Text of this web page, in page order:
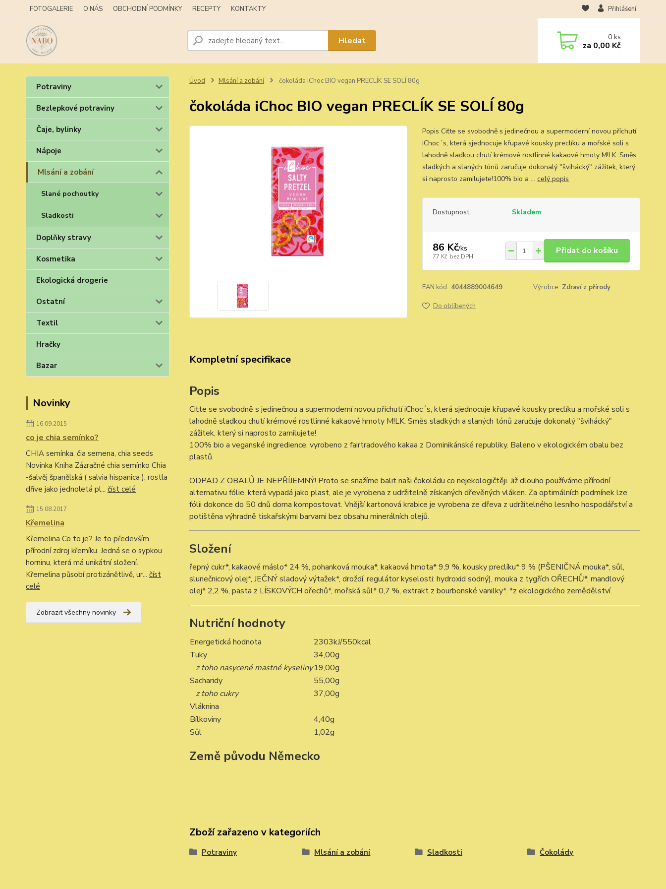
FOTOGALERIE O NÁS OBCHODNÍ PODMÍNKY RECEPTY KONTAKTY Přihlášení
Hledat 0ks
za 0,00 Kč
Potraviny
Bezlepkové potraviny
Čaje, bylinky
Nápoje
Mlsání a zobání
Slané pochoutky
Sladkosti
Doplňky stravy
Kosmetika
Ekologická drogerie
Ostatní
Textil
Hračky
Bazar
Novinky
16.09.2015
co je chia semínko?
CHIA semínka, čia semena, chia seeds
Novinka Kniha Zázračné chia semínko Chia
-šalvěj španělská ( salvia hispanica ), rostla
dříve jako jednoletá pl... číst celé
15.08.2017
Křemelina
Křemelina Co to je? Je to především
přírodní zdroj křemíku. Jedná se o sypkou
horninu, která má unikátní složení.
Křemelina působí protizánětlivě, ur... číst
celé
Zobrazit všechny novinky
Úvod Mlsání a zobání čokoláda iChoc BIO vegan PRECLÍK SE SOLÍ 80g
čokoláda iChoc BIO vegan PRECLÍK SE SOLÍ 80g
Popis Ciťte se svobodně s jedinečnou a supermoderní novou příchutí
iChoc´s, která sjednocuje křupavé kousky preclíku a mořské soli s
lahodně sladkou chutí krémové rostlinné kakaové hmoty M!LK. Směs
sladkých a slaných tónů zaručuje dokonalý "švihácký" zážitek, který
si naprosto zamilujete!100% bio a ... celý popis
Dostupnost Skladem
86 Kč/ks
77 Kč bez DPH
Přidat do košíku
EAN kód: 4044889004649 Výrobce: Zdraví z přírody
Do oblíbených
Kompletní specifikace
Popis
Ciťte se svobodně s jedinečnou a supermoderní novou příchutí iChoc´s, která sjednocuje křupavé kousky preclíku a mořské soli s
lahodně sladkou chutí krémové rostlinné kakaové hmoty M!LK. Směs sladkých a slaných tónů zaručuje dokonalý "švihácký"
zážitek, který si naprosto zamilujete!
100% bio a veganské ingredience, vyrobeno z fairtradového kakaa z Dominikánské republiky. Baleno v ekologickém obalu bez
plastů.
ODPAD Z OBALŮ JE NEPŘÍJEMNÝ! Proto se snažíme balit naši čokoládu co nejekologičtěji. Již dlouho používáme přírodní
alternativu fólie, která vypadá jako plast, ale je vyrobena z udržitelně získaných dřevěných vláken. Za optimálních podmínek lze
fólii dokonce do 50 dnů doma kompostovat. Vnější kartonová krabice je vyrobena ze dřeva z udržitelného lesního hospodářství a
potištěna výhradně tiskařskými barvami bez obsahu minerálních olejů.
Složení
řepný cukr*, kakaové máslo* 24 %, pohanková mouka*, kakaová hmota* 9,9 %, kousky preclíku* 9 % (PŠENIČNÁ mouka*, sůl,
slunečnicový olej*, JEČNÝ sladový výtažek*, droždí, regulátor kyselosti: hydroxid sodný), mouka z tygřích OŘECHŮ*, mandlový
olej* 2,2 %, pasta z LÍSKOVÝCH ořechů*, mořská sůl* 0,7 %, extrakt z bourbonské vanilky*. *z ekologického zemědělství.
Nutriční hodnoty
Energetická hodnota
2303kJ/550kcal
Tuky
34,00g
z toho nasycené mastné kyseliny19,00g
Sacharidy
55,00g
z toho cukry
37,00g
Vláknina
Bílkoviny
4,40g
Sůl
1,02g
Země původu Německo
Zboží zařazeno v kategoriích
Potraviny Mlsání a zobání Sladkosti Čokolády